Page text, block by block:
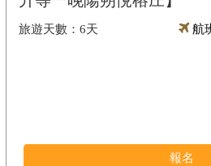
6天 航
報名